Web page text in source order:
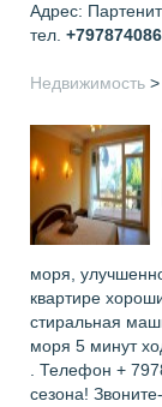
Адрес:
тел.
Недвижимость >
моря,
квартире
стиральная
моря 5 минут
. Телефон +
сезона!